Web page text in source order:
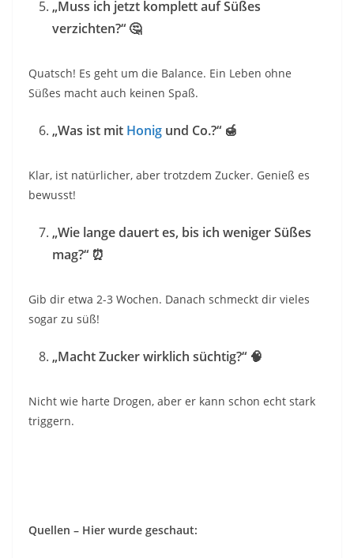
„Muss ich jetzt komplett auf Süßes
verzichten?“ 🤔
Quatsch! Es geht um die Balance. Ein Leben ohne
Süßes macht auch keinen Spaß.
„Was ist mit Honig und Co.?“ 🍯
Klar, ist natürlicher, aber trotzdem Zucker. Genieß es
bewusst!
„Wie lange dauert es, bis ich weniger Süßes
mag?“ ⏰
Gib dir etwa 2-3 Wochen. Danach schmeckt dir vieles
sogar zu süß!
„Macht Zucker wirklich süchtig?“ 🧠
Nicht wie harte Drogen, aber er kann schon echt stark
triggern.
Quellen – Hier wurde geschaut: